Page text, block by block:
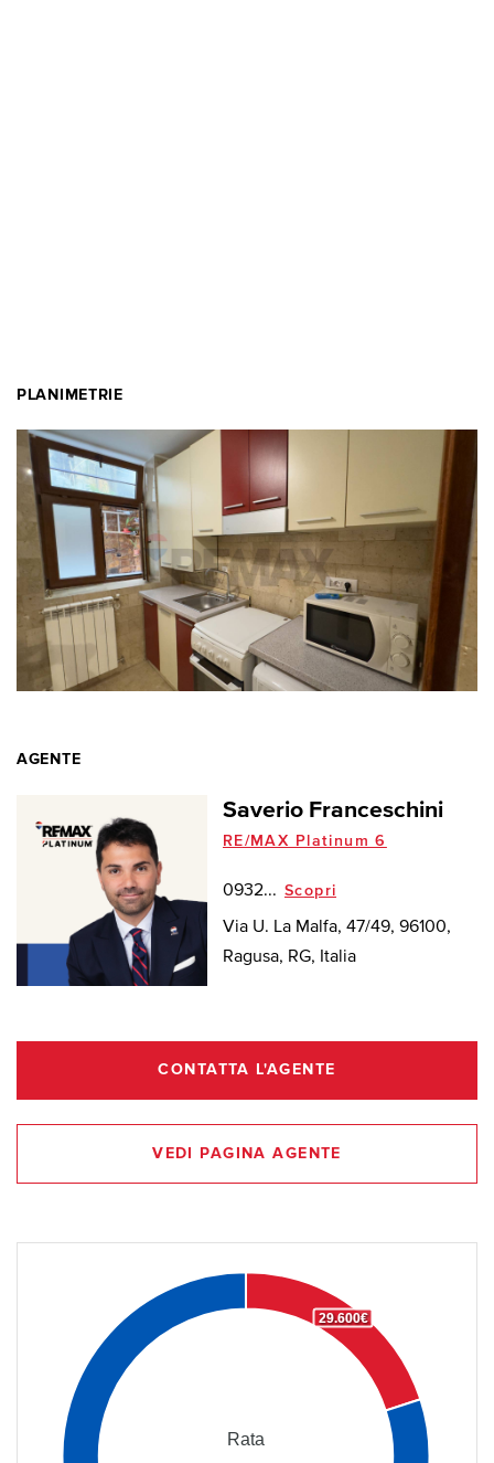
PLANIMETRIE
AGENTE
Saverio Franceschini
RE/MAX Platinum 6
0932... Scopri
Via U. La Malfa, 47/49, 96100,
Ragusa, RG, Italia
CONTATTA L'AGENTE
VEDI PAGINA AGENTE
29.600€
Rata